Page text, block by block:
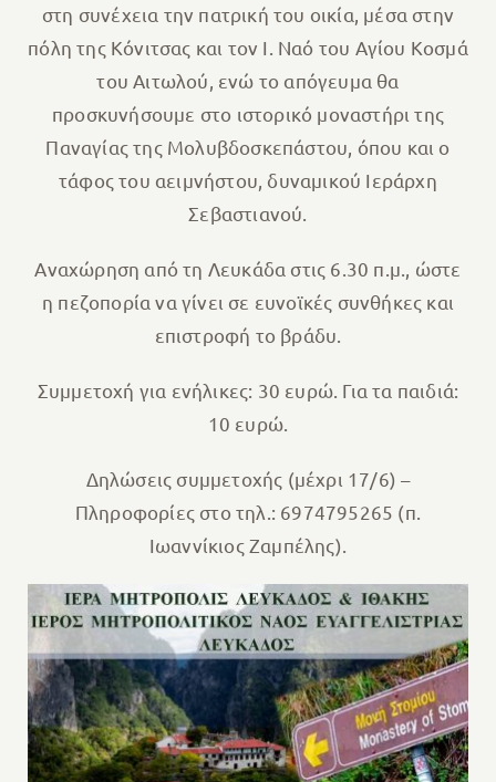
στη συνέχεια την πατρική του οικία, μέσα στην
πόλη της Κόνιτσας και τον Ι. Ναό του Αγίου Κοσμά
του Αιτωλού, ενώ το απόγευμα θα
προσκυνήσουμε στο ιστορικό μοναστήρι της
Παναγίας της Μολυβδοσκεπάστου, όπου και ο
τάφος του αειμνήστου, δυναμικού Ιεράρχη
Σεβαστιανού.
Αναχώρηση από τη Λευκάδα στις 6.30 π.μ., ώστε
η πεζοπορία να γίνει σε ευνοϊκές συνθήκες και
επιστροφή το βράδυ.
Συμμετοχή για ενήλικες: 30 ευρώ. Για τα παιδιά:
10 ευρώ.
Δηλώσεις συμμετοχής (μέχρι 17/6) –
Πληροφορίες στο τηλ.: 6974795265 (π.
Ιωαννίκιος Ζαμπέλης).